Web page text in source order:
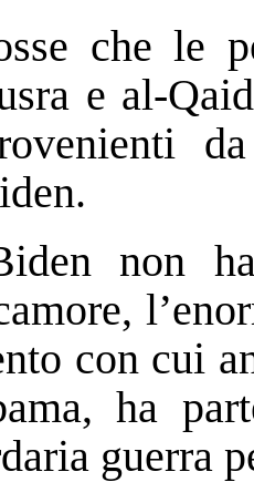
che le
e al-
non
con cui
ha
guerra